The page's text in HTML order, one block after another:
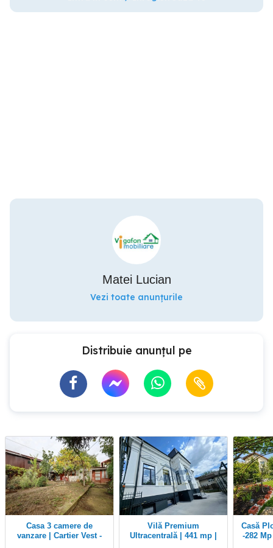
Matei Lucian
Vezi toate anunțurile
Distribuie anunțul pe
Casa 3 camere de
vanzare | Cartier Vest -
Vilă Premium
Ultracentrală | 441 mp |
Casă Ploiești - 6 Camere
-282